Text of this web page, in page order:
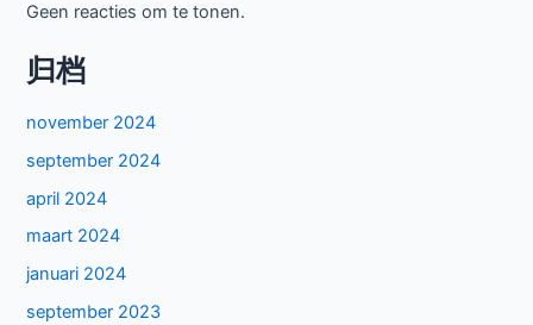
Geen reacties om te tonen.
归档
november 2024
september 2024
april 2024
maart 2024
januari 2024
september 2023